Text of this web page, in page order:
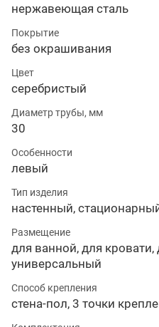
нержавеющая сталь
Покрытие
без окрашивания
Цвет
серебристый
Диаметр трубы, мм
30
Особенности
левый
Тип изделия
настенный,
Размещение
для ванной, для кровати,
универсальный
Способ крепления
стена-пол, 3 точки